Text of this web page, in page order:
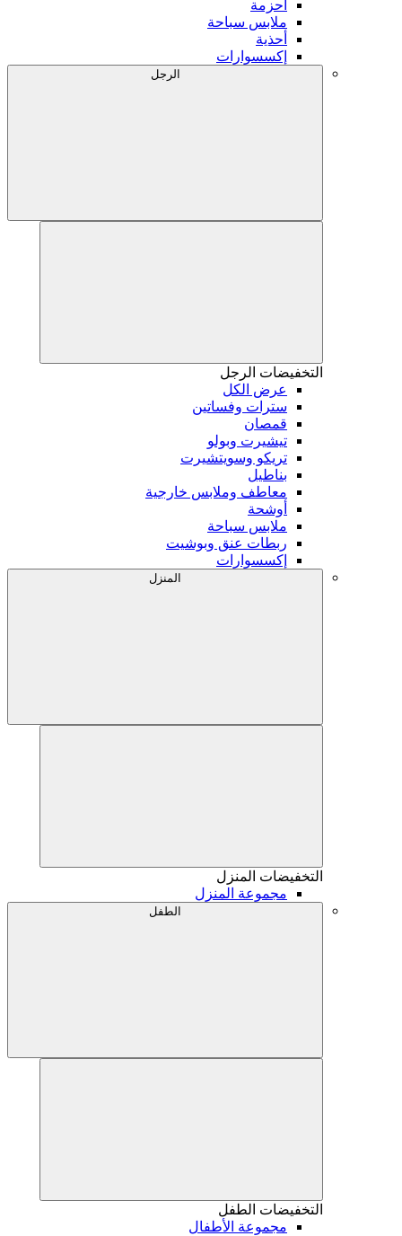
أحزمة
ملابس سباحة
أحذية
إكسسوارات
الرجل
التخفيضات الرجل
عرض الكل
سترات وفساتين
قمصان
تيشيرت وبولو
تريكو وسويتشيرت
بناطيل
معاطف وملابس خارجية
أوشحة
ملابس سباحة
ربطات عنق وبوشيت
إكسسوارات
المنزل
التخفيضات المنزل
مجموعة المنزل
الطفل
التخفيضات الطفل
مجموعة الأطفال